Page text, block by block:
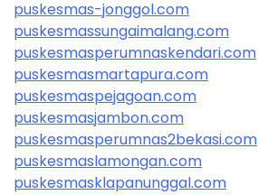
puskesmas-jonggol.com
puskesmassungaimalang.com
puskesmasperumnaskendari.com
puskesmasmartapura.com
puskesmaspejagoan.com
puskesmasjambon.com
puskesmasperumnas2bekasi.com
puskesmaslamongan.com
puskesmasklapanunggal.com